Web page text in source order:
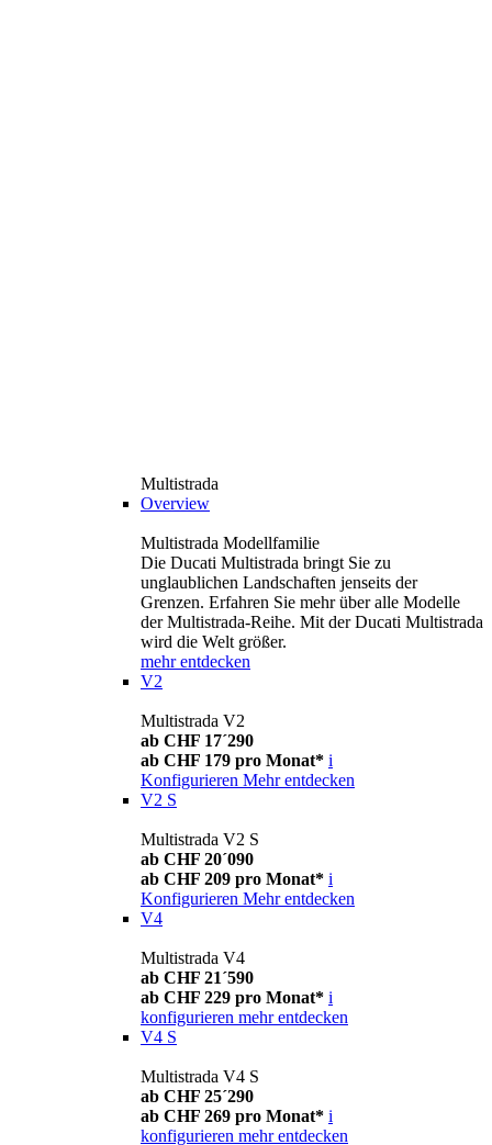
Multistrada
Overview
Multistrada Modellfamilie
Die Ducati Multistrada bringt Sie zu
unglaublichen Landschaften jenseits der
Grenzen. Erfahren Sie mehr über alle Modelle
der Multistrada-Reihe. Mit der Ducati Multistrada
wird die Welt größer.
mehr entdecken
V2
Multistrada V2
ab CHF 17´290
ab CHF 179 pro Monat* i
Konfigurieren Mehr entdecken
V2 S
Multistrada V2 S
ab CHF 20´090
ab CHF 209 pro Monat* i
Konfigurieren Mehr entdecken
V4
Multistrada V4
ab CHF 21´590
ab CHF 229 pro Monat* i
konfigurieren mehr entdecken
V4 S
Multistrada V4 S
ab CHF 25´290
ab CHF 269 pro Monat* i
konfigurieren mehr entdecken